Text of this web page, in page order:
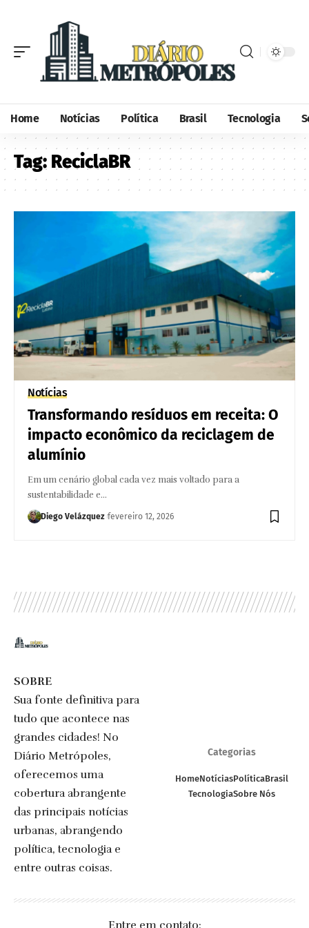
Home Notícias Política Brasil Tecnologia
Tag: ReciclaBR
Notícias
Transformando resíduos em receita: O
impacto econômico da reciclagem de
alumínio
Em um cenário global cada vez mais voltado para a
sustentabilidade e…
Diego Velázquez fevereiro 12, 2026
SOBRE
Sua fonte definitiva para
tudo que acontece nas
grandes cidades! No
Diário Metrópoles,
oferecemos uma
cobertura abrangente
das principais notícias
urbanas, abrangendo
política, tecnologia e
entre outras coisas.
Categorias
HomeNotíciasPolíticaBrasil
TecnologiaSobre Nós
Entre em contato: